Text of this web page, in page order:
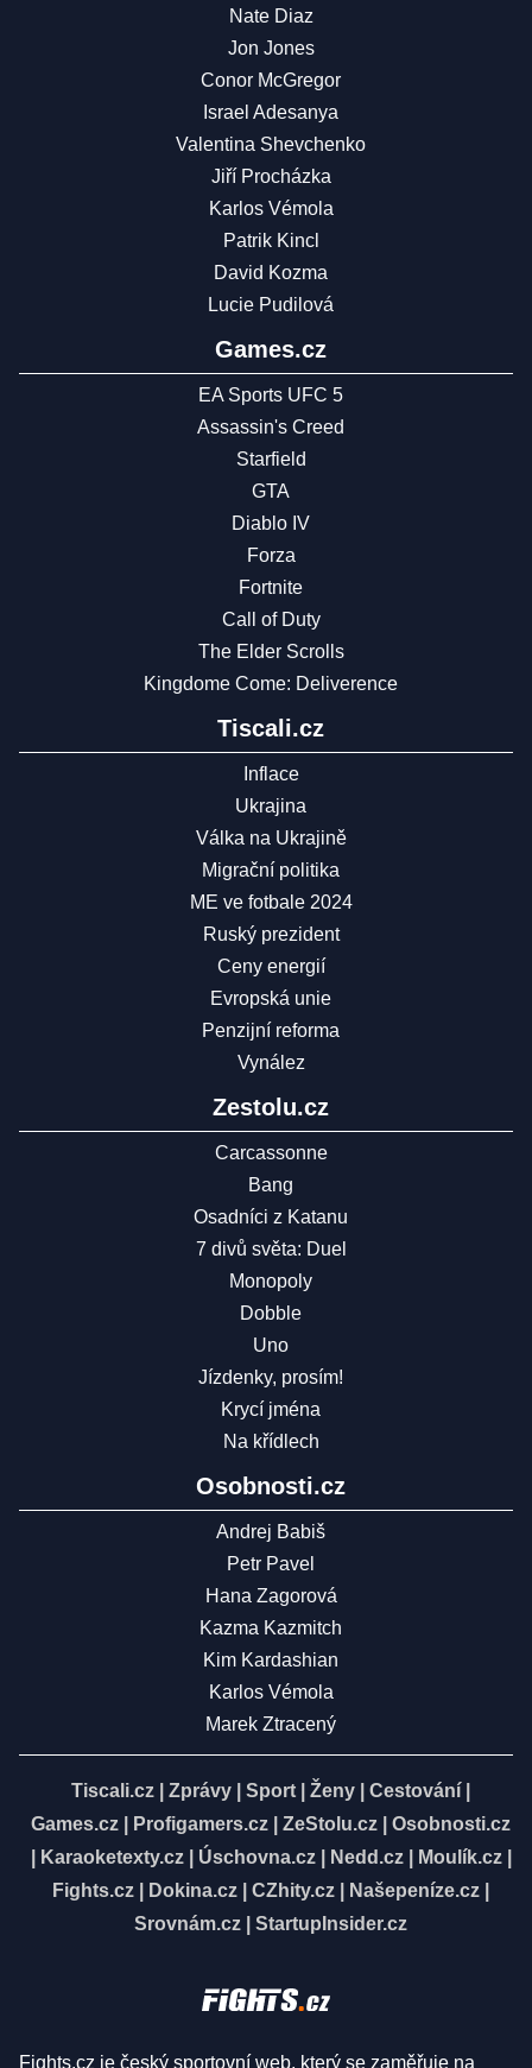
Nate Diaz
Jon Jones
Conor McGregor
Israel Adesanya
Valentina Shevchenko
Jiří Procházka
Karlos Vémola
Patrik Kincl
David Kozma
Lucie Pudilová
Games.cz
EA Sports UFC 5
Assassin's Creed
Starfield
GTA
Diablo IV
Forza
Fortnite
Call of Duty
The Elder Scrolls
Kingdome Come: Deliverence
Tiscali.cz
Inflace
Ukrajina
Válka na Ukrajině
Migrační politika
ME ve fotbale 2024
Ruský prezident
Ceny energií
Evropská unie
Penzijní reforma
Vynález
Zestolu.cz
Carcassonne
Bang
Osadníci z Katanu
7 divů světa: Duel
Monopoly
Dobble
Uno
Jízdenky, prosím!
Krycí jména
Na křídlech
Osobnosti.cz
Andrej Babiš
Petr Pavel
Hana Zagorová
Kazma Kazmitch
Kim Kardashian
Karlos Vémola
Marek Ztracený
Tiscali.cz Zprávy Sport Ženy Cestování
Games.cz
Profigamers.cz ZeStolu.cz
Osobnosti.cz
Karaoketexty.cz| Úschovna.cz| Nedd.cz| Moulík.cz|
Fights.cz
Dokina.cz CZhity.cz Našepeníze.cz
Srovnám.cz
StartupInsider.cz
Fights.cz je český sportovní web, který se zaměřuje na